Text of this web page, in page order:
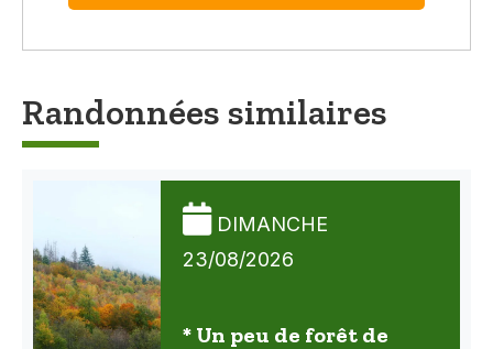
Randonnées similaires
DIMANCHE
23/08/2026
* Un peu de forêt de